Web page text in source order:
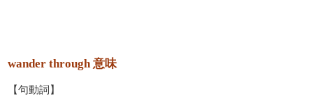
wander through 意味
【句動詞】